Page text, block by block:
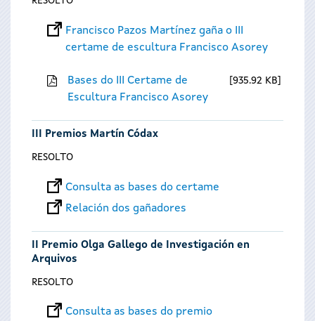
Francisco Pazos Martínez gaña o III
certame de escultura Francisco Asorey
Bases do III Certame de
Escultura Francisco Asorey
935.92 KB
III Premios Martín Códax
RESOLTO
Consulta as bases do certame
Relación dos gañadores
II Premio Olga Gallego de Investigación en
Arquivos
RESOLTO
Consulta as bases do premio